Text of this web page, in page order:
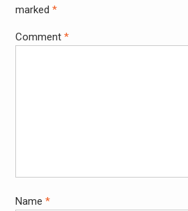
marked *
Comment *
Name *